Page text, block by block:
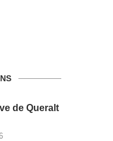
de Queralt